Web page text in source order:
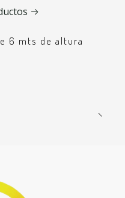
+7
6 mts de altura